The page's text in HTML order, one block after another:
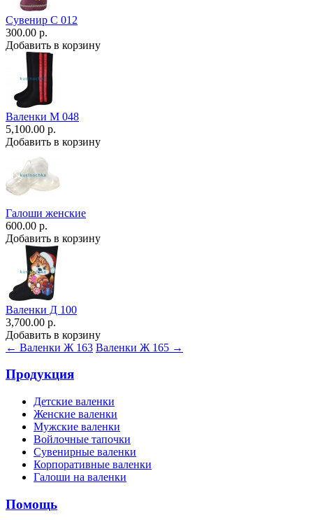
Сувенир С 012
300.00 р.
Добавить в корзину
Валенки М 048
5,100.00 р.
Добавить в корзину
Галоши женские
600.00 р.
Добавить в корзину
Валенки Д 100
3,700.00 р.
Добавить в корзину
← Валенки Ж 163 Валенки Ж 165 →
Продукция
Детские валенки
Женские валенки
Мужские валенки
Войлочные тапочки
Сувенирные валенки
Корпоративные валенки
Галоши на валенки
Помощь